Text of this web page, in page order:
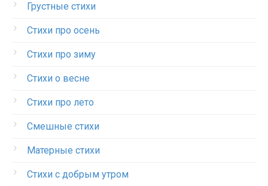
Грустные стихи
Стихи про осень
Стихи про зиму
Стихи о весне
Стихи про лето
Смешные стихи
Матерные стихи
Стихи с добрым утром